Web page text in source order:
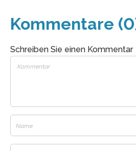
Kommentare
Schreiben Sie einen Kommentar